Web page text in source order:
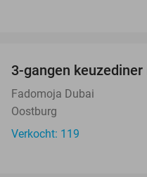
3-gangen
Fadomoja Dubai
Oostburg
Verkocht: 119